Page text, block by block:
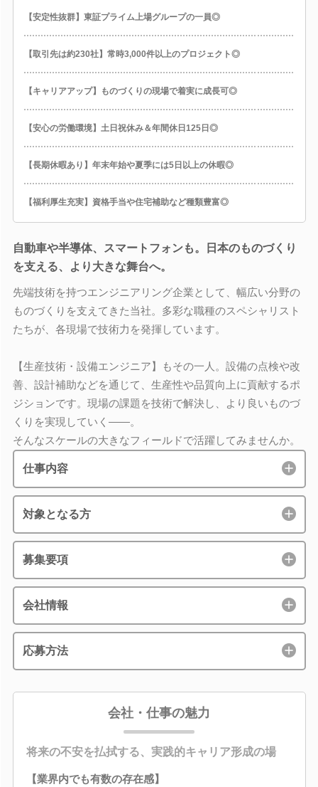
【安定性抜群】東証プライム上場グループの一員◎
【取引先は約230社】常時3,000件以上のプロジェクト◎
【キャリアアップ】ものづくりの現場で着実に成長可◎
【安心の労働環境】土日祝休み＆年間休日125日◎
【長期休暇あり】年末年始や夏季には5日以上の休暇◎
【福利厚生充実】資格手当や住宅補助など種類豊富◎
自動車や半導体、スマートフォンも。日本のものづくり
を支える、より大きな舞台へ。
先端技術を持つエンジニアリング企業として、幅広い分野の
ものづくりを支えてきた当社。多彩な職種のスペシャリスト
たちが、各現場で技術力を発揮しています。
【生産技術・設備エンジニア】もその一人。設備の点検や改
善、設計補助などを通じて、生産性や品質向上に貢献するポ
ジションです。現場の課題を技術で解決し、より良いものづ
くりを実現していく――。
そんなスケールの大きなフィールドで活躍してみませんか。
仕事内容
対象となる方
募集要項
会社情報
応募方法
会社・仕事の魅力
将来の不安を払拭する、実践的キャリア形成の場
【業界内でも有数の存在感】